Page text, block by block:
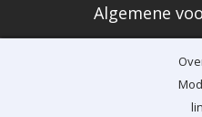
Algemene